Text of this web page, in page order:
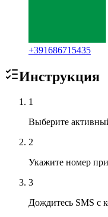
+391686715435
Инструкция
1
Выберите
2
Укажите номер
3
Дождитесь SMS с